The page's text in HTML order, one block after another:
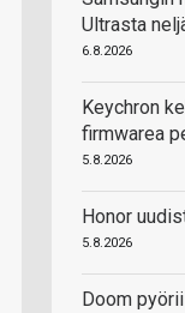
Ultrasta
6.8.2026
Keychron
firmwarea
5.8.2026
Honor
5.8.2026
Doom